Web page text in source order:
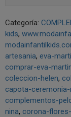
Categoría:
kids
artesania eva-
comprar-eva-
coleccion-helen
capota-ceremonia-
complementos-
nina corona-